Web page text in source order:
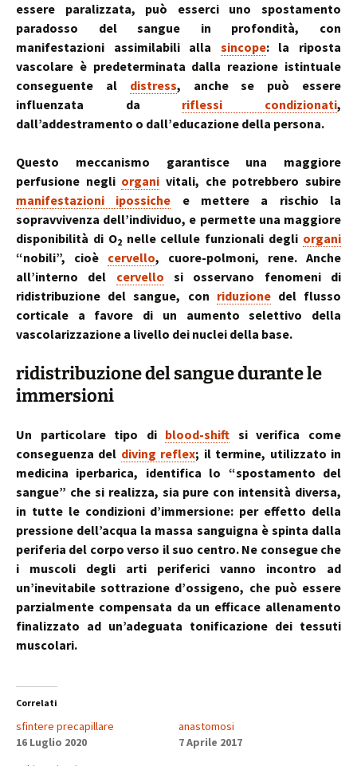
essere paralizzata, può esserci uno spostamento
paradosso del sangue in profondità, con
manifestazioni assimilabili alla sincope: la riposta
vascolare è predeterminata dalla reazione istintuale
conseguente al distress, anche se può essere
influenzata da riflessi condizionati,
dall’addestramento o dall’educazione della persona.
Questo meccanismo garantisce una maggiore
perfusione negli organi vitali, che potrebbero subire
manifestazioni ipossiche e mettere a rischio la
sopravvivenza dell’individuo, e permette una maggiore
disponibilità di O2nelle cellule funzionali degli organi
“nobili”, cioè cervello, cuore-polmoni, rene. Anche
all’interno del cervello si osservano fenomeni di
ridistribuzione del sangue, con riduzionedel flusso
corticale a favore di un aumento selettivo della
vascolarizzazione a livello dei nuclei della base.
ridistribuzione del sangue durante le
immersioni
Un particolare tipo di blood-shift si verifica come
conseguenza del diving reflex; il termine, utilizzato in
medicina iperbarica, identifica lo “spostamento del
sangue” che si realizza, sia pure con intensità diversa,
in tutte le condizioni d’immersione: per effetto della
pressione dell’acqua la massa sanguigna è spinta dalla
periferia del corpo verso il suo centro. Ne consegue che
i muscoli degli arti periferici vanno incontro ad
un’inevitabile sottrazione d’ossigeno, che può essere
parzialmente compensata da un efficace allenamento
finalizzato ad un’adeguata tonificazione dei tessuti
muscolari.
Correlati
sfintere precapillare
16 Luglio 2020
anastomosi
7 Aprile 2017